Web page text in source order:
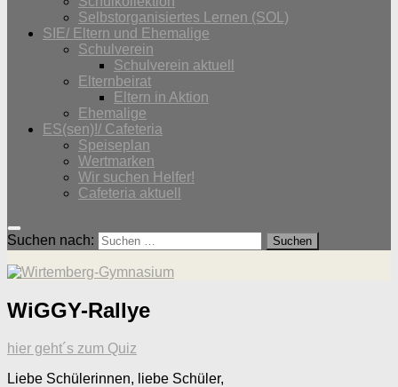
Selbstorganisiertes Lernen (SOL)
SIE/ Eltern und Ehemalige
Schulverein
Schulverein aktuell
Elternbeirat
Eltern in Aktion
Ehemalige
ES(sen)!/ Cafeteria
Speiseplan
Wertmarken
Wir suchen Helfer!
Cafeteria aktuell
Suchen nach:
WiGGY-Rallye
hier geht´s zum Quiz
Liebe Schülerinnen, liebe Schüler,